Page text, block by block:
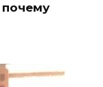
почему